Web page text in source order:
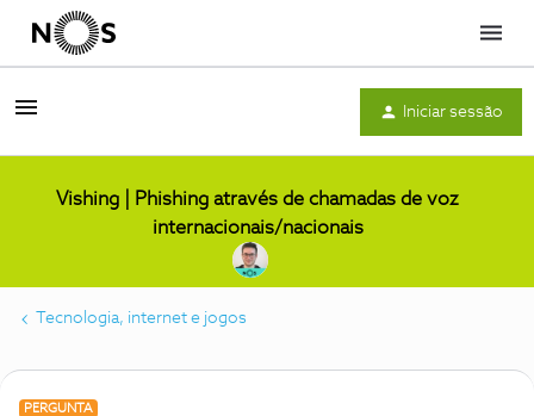
Menu
Iniciar sessão
Vishing | Phishing através de chamadas de voz
internacionais/nacionais
Tecnologia, internet e jogos
PERGUNTA